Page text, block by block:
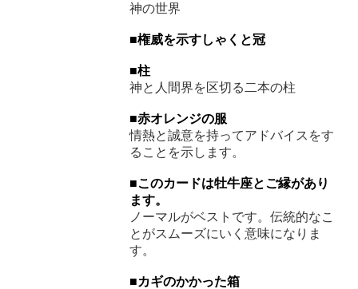
神の世界
■権威を示すしゃくと冠
■柱
神と人間界を区切る二本の柱
■赤オレンジの服
情熱と誠意を持ってアドバイスをす
ることを示します。
■このカードは牡牛座とご縁があり
ます。
ノーマルがベストです。伝統的なこ
とがスムーズにいく意味になりま
す。
■カギのかかった箱